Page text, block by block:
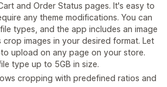
and Order Status pages. It's easy to
any theme modifications. You can
types, and the app includes an image
images in your desired format. Let
upload on any page on your store.
type up to 5GB in size.
cropping with predefined ratios and